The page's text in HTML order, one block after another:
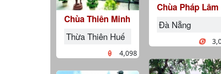
Chùa Thiên Minh
Thừa Thiên Huế
4,098
Chùa Pháp Lâm
Đà Nẵng